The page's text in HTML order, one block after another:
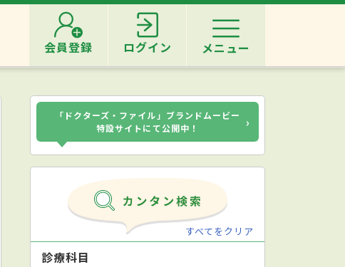
会員登録 ログイン メニュー
「ドクターズ・ファイル」ブランドムービー
特設サイトにて公開中！
›
すべてをクリア
診療科目